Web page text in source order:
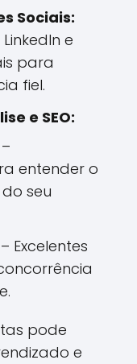
Sociais:
e
para
fiel.
e SEO:
entender o
seu
Excelentes
pode
e